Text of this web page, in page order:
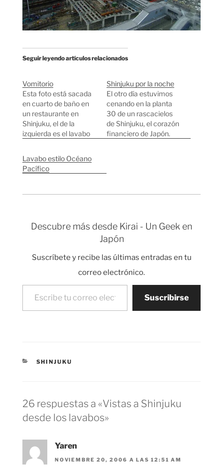
Seguir leyendo artículos relacionados
Vomitorio
Esta foto está sacada
en cuarto de baño en
un restaurante en
Shinjuku, el de la
izquierda es el lavabo
es "Para aquellos que
se encuentren mal por
Cominganarchy. Esto
Shinjuku por la noche
El otro día estuvimos
cenando en la planta
30 de un rascacielos
de Shinjuku, el corazón
financiero de Japón.
30 puedes encontrar
ánime, en…
Lavabo estilo Océano
Pacífico
Descubre más desde Kirai - Un Geek en
Japón
Suscríbete y recibe las últimas entradas en tu
correo electrónico.
Escribe tu correo electrónico…
Suscribirse
CATEGORÍAS
SHINJUKU
26 respuestas a «Vistas a Shinjuku
desde los lavabos»
Yaren
NOVIEMBRE 20, 2006 A LAS 12:51 AM